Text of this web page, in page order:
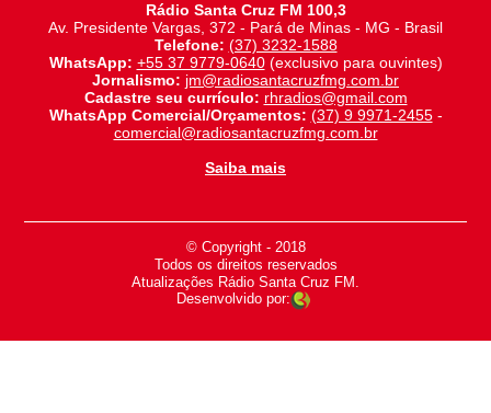
Rádio Santa Cruz FM 100,3
Av. Presidente Vargas, 372 - Pará de Minas - MG - Brasil
Telefone: (37) 3232-1588
WhatsApp: +55 37 9779-0640(exclusivo para ouvintes)
Jornalismo: jm@radiosantacruzfmg.com.br
Cadastre seu currículo: rhradios@gmail.com
WhatsApp Comercial/Orçamentos: (37) 9 9971-2455-
comercial@radiosantacruzfmg.com.br
Saiba mais
© Copyright - 2018
-
Todos os direitos reservados
-
Atualizações Rádio Santa Cruz FM.
Desenvolvido por: